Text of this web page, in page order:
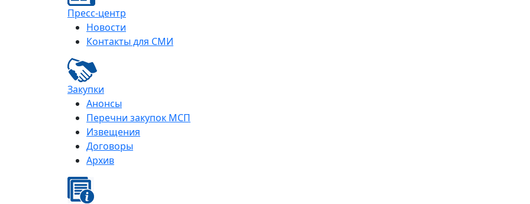
Пресс-центр
Новости
Контакты для СМИ
Закупки
Анонсы
Перечни закупок МСП
Извещения
Договоры
Архив